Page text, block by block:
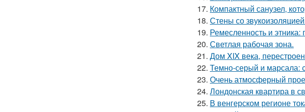
17. Компактный санузел,
18. Стены со
19. Ремесленность и
20. Светлая рабочая зона.
21. Дом XIX века,
22. Темно-серый и марсала:
23. Очень атмосферный
24. Лондонская квартира в
25. В венгерском регионе